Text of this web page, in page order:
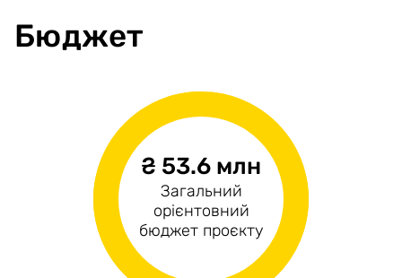
Бюджет
₴ 53.6 млн
Загальний
орієнтовний
бюджет проєкту
₴53.6 млн
Капітальні витрати
н/д
Операційні
витрати